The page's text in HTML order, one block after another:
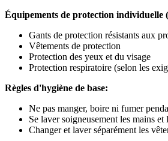
Équipements de protection individuelle
Gants de protection résistants aux
Vêtements de protection
Protection des yeux et du visage
Protection respiratoire (selon les
Règles d'hygiène de base:
Ne pas manger, boire ni fumer
Se laver soigneusement les mains
Changer et laver séparément les